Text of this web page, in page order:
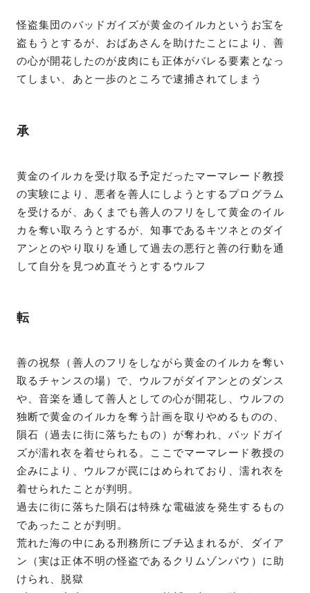
怪盗集団のバッドガイズが黄金のイルカというお宝を
盗もうとするが、おばあさんを助けたことにより、善
の心が開花したのが皮肉にも正体がバレる要素となっ
てしまい、あと一歩のところで逮捕されてしまう
承
黄金のイルカを受け取る予定だったマーマレード教授
の実験により、悪者を善人にしようとするプログラム
を受けるが、あくまでも善人のフリをして黄金のイル
カを奪い取ろうとするが、知事であるキツネとのダイ
アンとのやり取りを通して過去の悪行と善の行動を通
して自分を見つめ直そうとするウルフ
転
善の祝祭（善人のフリをしながら黄金のイルカを奪い
取るチャンスの場）で、ウルフがダイアンとのダンス
や、音楽を通して善人としての心が開花し、ウルフの
独断で黄金のイルカを奪う計画を取りやめるものの、
隕石（過去に街に落ちたもの）が奪われ、バッドガイ
ズが濡れ衣を着せられる。ここでマーマレード教授の
企みにより、ウルフが罠にはめられており、濡れ衣を
着せられたことが判明。
過去に街に落ちた隕石は特殊な電磁波を発生するもの
であったことが判明。
荒れた海の中にある刑務所にブチ込まれるが、ダイア
ン（実は正体不明の怪盗であるクリムゾンパウ）に助
けられ、脱獄